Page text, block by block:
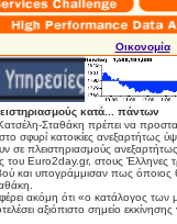
Οικονομία
κατά... πάντων
Σταθάκη πρέπει να
σφυρί κατοικίες ανεξαρτήτως
πλειστηριασμούς
του Euro2day.gr, στους Έλληνες
και υπογράμμισαν πως όποιος
ακόμη ότι «ο κατάλογος
αξιόπιστο σημείο